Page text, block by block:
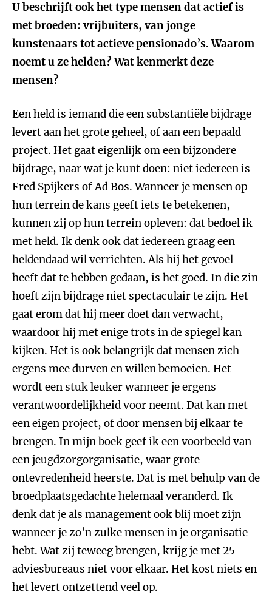
U beschrijft ook het type mensen dat actief is
met broeden: vrijbuiters, van jonge
kunstenaars tot actieve pensionado’s. Waarom
noemt u ze helden? Wat kenmerkt deze
mensen?
Een held is iemand die een substantiële bijdrage
levert aan het grote geheel, of aan een bepaald
project. Het gaat eigenlijk om een bijzondere
bijdrage, naar wat je kunt doen: niet iedereen is
Fred Spijkers of Ad Bos. Wanneer je mensen op
hun terrein de kans geeft iets te betekenen,
kunnen zij op hun terrein opleven: dat bedoel ik
met held. Ik denk ook dat iedereen graag een
heldendaad wil verrichten. Als hij het gevoel
heeft dat te hebben gedaan, is het goed. In die zin
hoeft zijn bijdrage niet spectaculair te zijn. Het
gaat erom dat hij meer doet dan verwacht,
waardoor hij met enige trots in de spiegel kan
kijken. Het is ook belangrijk dat mensen zich
ergens mee durven en willen bemoeien. Het
wordt een stuk leuker wanneer je ergens
verantwoordelijkheid voor neemt. Dat kan met
een eigen project, of door mensen bij elkaar te
brengen. In mijn boek geef ik een voorbeeld van
een jeugdzorgorganisatie, waar grote
ontevredenheid heerste. Dat is met behulp van de
broedplaatsgedachte helemaal veranderd. Ik
denk dat je als management ook blij moet zijn
wanneer je zo’n zulke mensen in je organisatie
hebt. Wat zij teweeg brengen, krijg je met 25
adviesbureaus niet voor elkaar. Het kost niets en
het levert ontzettend veel op.